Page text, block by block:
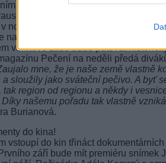
vysílání České televize nebude
si půjčili v Národním hřebčíně v
novém seriálu Českem na koňském
na koních, které protínají české,
venkově zase bude putovat
Pečení na neděli předá
mne, že je naše země vlastně
sloužily jako sváteční pečivo. A byť
tak region od regionu a někdy i
našemu pořadu tak vlastně
Burianová.
do kina!
vstoupí do kin třináct
září bude mít premiéru snímek